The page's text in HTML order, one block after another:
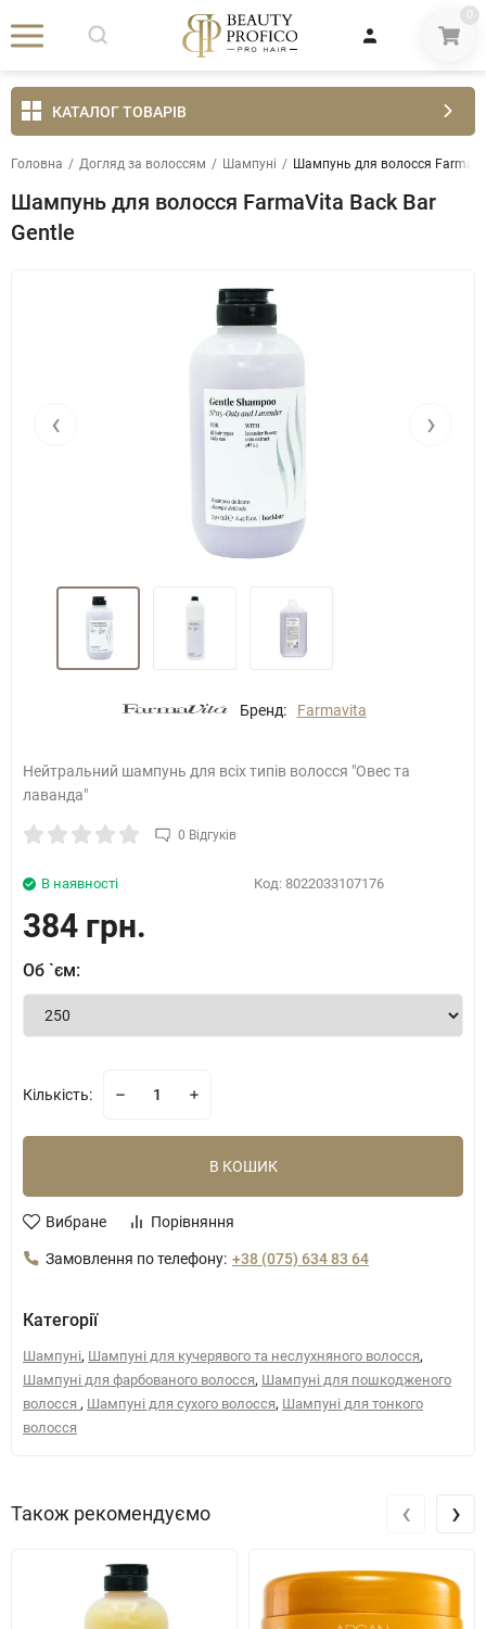
0
КАТАЛОГ ТОВАРІВ
Головна / Догляд за волоссям / Шампуні / Шампунь для волосся
Шампунь для волосся FarmaVita Back Bar
Gentle
‹ ›
Бренд: Farmavita
Нейтральний шампунь для всіх типів волосся "Овес та
лаванда"
0 Відгуків
Код: 8022033107176
В наявності
384 грн.
Об `єм:
Кількість:
В КОШИК
Вибране Порівняння
Замовлення по телефону: +38 (075) 634 83 64
Категорії
Шампуні, Шампуні для кучерявого та неслухняного волосся,
Шампуні для фарбованого волосся, Шампуні для пошкодженого
волосся , Шампуні для сухого волосся, Шампуні для тонкого
волосся
Також рекомендуємо ‹ ›